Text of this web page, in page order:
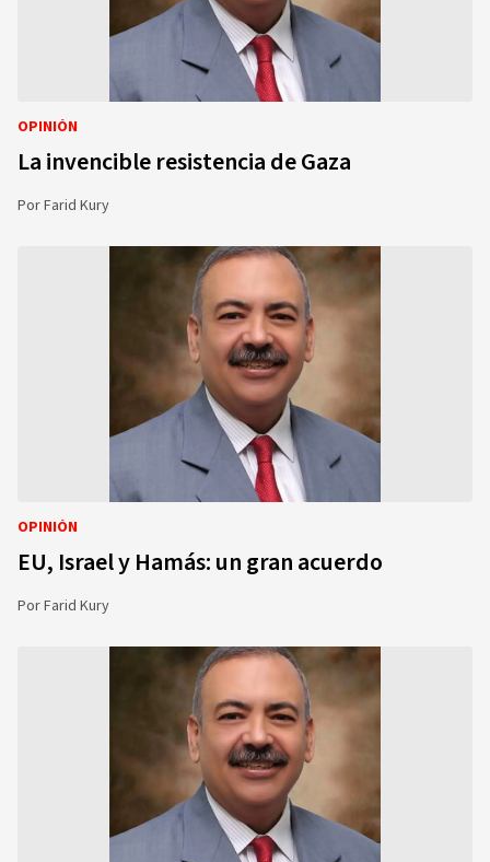
OPINIÓN
La invencible resistencia de Gaza
PorFarid Kury
OPINIÓN
EU, Israel y Hamás: un gran acuerdo
PorFarid Kury